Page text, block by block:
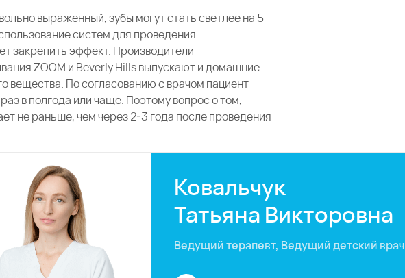
выраженный, зубы могут стать светлее на 5-
систем для проведения
закрепить эффект. Производители
ZOOM и Beverly Hills выпускают и домашние
По согласованию с врачом пациент
в полгода или чаще. Поэтому вопрос о том,
не раньше, чем через 2-3 года после проведения
Ковальчук
Татьяна Викторовна
Ведущий терапевт, Ведущий детский врач